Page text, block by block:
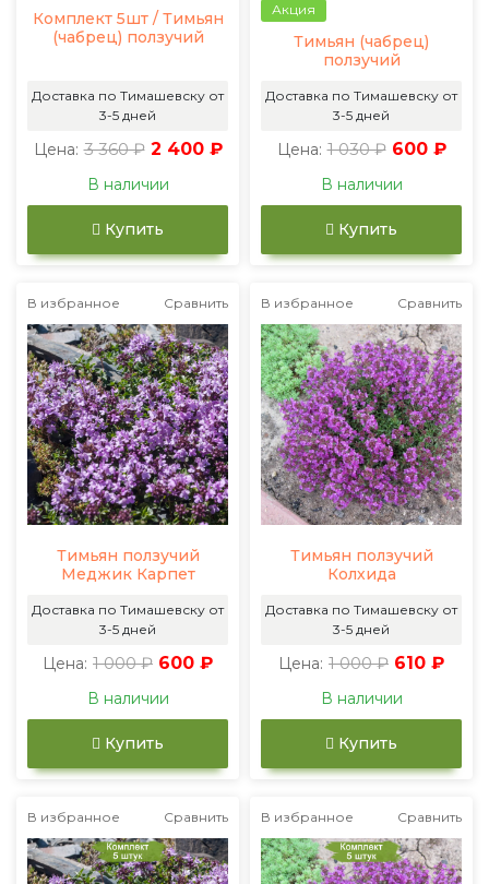
Комплект 5шт / Тимьян
(чабрец) ползучий
Доставка по Тимашевску от
3-5 дней
Цена: 3 360 ₽ 2 400 ₽
В наличии
Купить
Акция
Тимьян (чабрец)
ползучий
Доставка по Тимашевску от
3-5 дней
Цена: 1 030 ₽ 600 ₽
В наличии
Купить
В избранное Сравнить
Тимьян ползучий
Меджик Карпет
Доставка по Тимашевску от
3-5 дней
Цена: 1 000 ₽ 600 ₽
В наличии
Купить
В избранное Сравнить
Тимьян ползучий
Колхида
Доставка по Тимашевску от
3-5 дней
Цена: 1 000 ₽ 610 ₽
В наличии
Купить
В избранное Сравнить В избранное Сравнить